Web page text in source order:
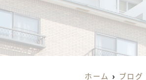
ホーム ブログ